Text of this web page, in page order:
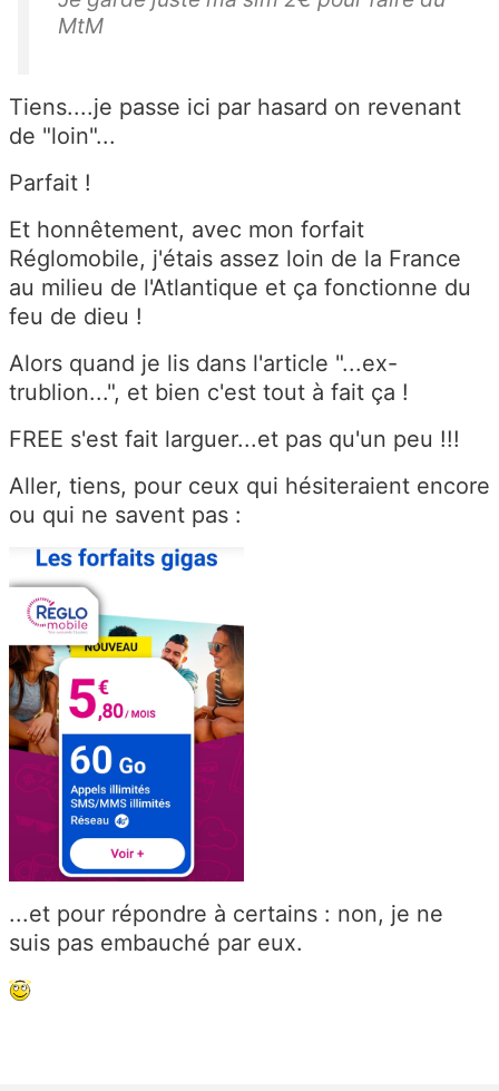
MtM
Tiens....je passe ici par hasard on revenant
de "loin"...
Parfait !
Et honnêtement, avec mon forfait
Réglomobile, j'étais assez loin de la France
au milieu de l'Atlantique et ça fonctionne du
feu de dieu !
Alors quand je lis dans l'article "...ex-
trublion...", et bien c'est tout à fait ça !
FREE s'est fait larguer...et pas qu'un peu !!!
Aller, tiens, pour ceux qui hésiteraient encore
ou qui ne savent pas :
...et pour répondre à certains : non, je ne
suis pas embauché par eux.